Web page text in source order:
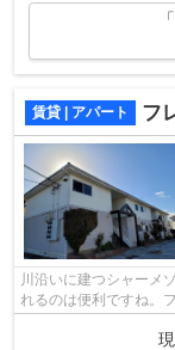
賃貸 | アパート フ
川沿いに建つシャーメ
れるのは便利ですね。
す。